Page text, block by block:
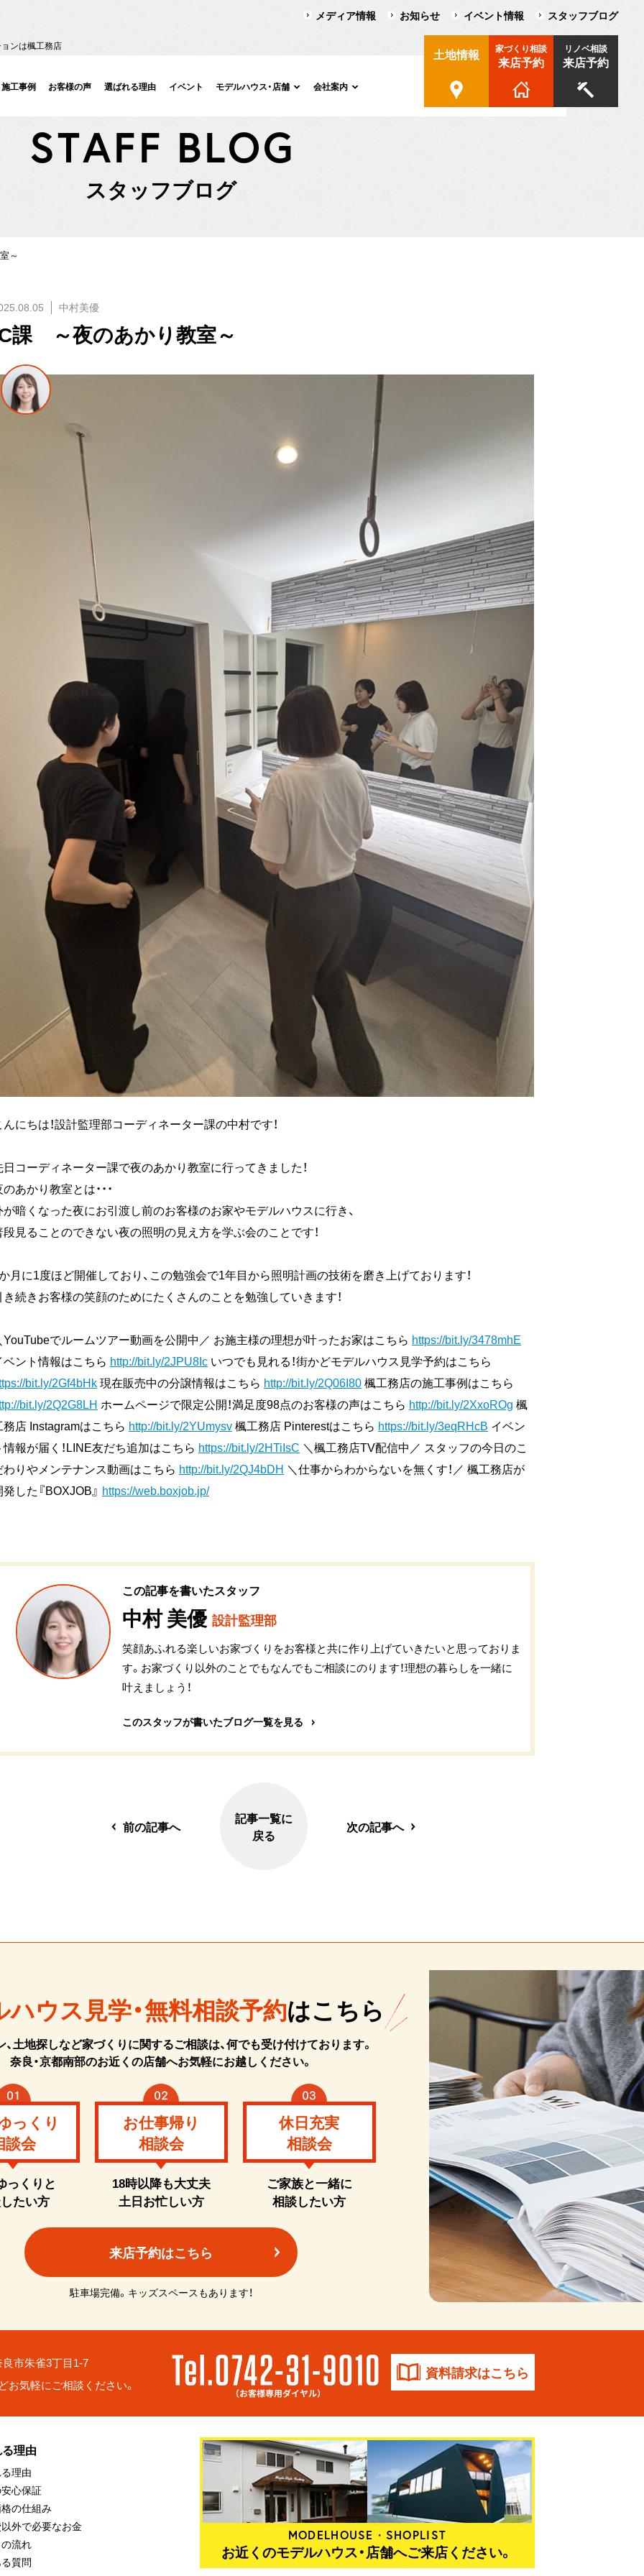
ョンは楓工務店
施工事例 お客様の声 選ばれる理由 イベント モデルハウス・店舗 会社案内
土地情報 家づくり相談
来店予約
リノベ相談
来店予約
メディア情報 お知らせ イベント情報 スタッフブログ
STAFF BLOG
スタッフブログ
～
中村美優
課 ～夜のあかり教室～
んにちは！設計監理部コーディネーター課の中村です！
日コーディネーター課で夜のあかり教室に行ってきました！
あかり教室とは・・・
が暗くなった夜にお引渡し前のお客様のお家やモデルハウスに行き、
段見ることのできない夜の照明の見え方を学ぶ会のことです！
月に1度ほど開催しており、この勉強会で1年目から照明計画の技術を磨き上げております！
き続きお客様の笑顔のためにたくさんのことを勉強していきます！
YouTubeでルームツアー動画を公開中／ お施主様の理想が叶ったお家はこちら https://bit.ly/3478mhE
ベント情報はこちら http://bit.ly/2JPU8Ic いつでも見れる！街かどモデルハウス見学予約はこちら
bit.ly/2Gf4bHk現在販売中の分譲情報はこちら http://bit.ly/2Q06I80楓工務店の施工事例はこちら
bit.ly/2Q2G8LH ホームページで限定公開！満足度98点のお客様の声はこちら http://bit.ly/2XxoROg 楓
務店 Instagramはこちら http://bit.ly/2YUmysv楓工務店 Pinterestはこちら https://bit.ly/3eqRHcB イベン
情報が届く！LINE友だち追加はこちら https://bit.ly/2HTiIsC ＼楓工務店TV配信中／ スタッフの今日のこ
わりやメンテナンス動画はこちら http://bit.ly/2QJ4bDH ＼仕事からわからないを無くす！／ 楓工務店が
した『BOXJOB』 https://web.boxjob.jp/
この記事を書いたスタッフ
中村 美優 設計監理部
笑顔あふれる楽しいお家づくりをお客様と共に作り上げていきたいと思っておりま
す。お家づくり以外のことでもなんでもご相談にのります！理想の暮らしを一緒に
叶えましょう！
このスタッフが書いたブログ一覧を見る
前の記事へ
記事一覧に
戻る
次の記事へ
ウス見学・無料相談予約はこちら
、土地探しなど家づくりに関するご相談は、何でも受け付けております。
奈良・京都南部のお近くの店舗へお気軽にお越しください。
っくり
談会
っくりと
たい方
お仕事帰り
相談会
18時以降も大丈夫
土日お忙しい方
休日充実
相談会
ご家族と一緒に
相談したい方
来店予約はこちら
駐車場完備。キッズスペースもあります！
市朱雀3丁目1-7
お気軽にご相談ください。
資料請求はこちら
理由
理由
心保証
の仕組み
外で必要なお金
流れ
質問
MODELHOUSE・SHOPLIST
お近くのモデルハウス・店舗へご来店ください。